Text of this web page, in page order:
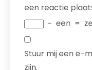
een reactie
− een =
Stuur mij een e-
zijn.